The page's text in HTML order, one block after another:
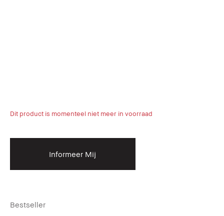
Dit product is momenteel niet meer in voorraad
Informeer Mij
Bestseller